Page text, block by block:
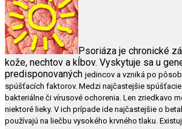
Psoriáza je chronické
kože, nechtov a kĺbov. Vyskytuje sa u
predisponovaných jedincov a vzniká po
spúšťacích faktorov. Medzi najčastejšie
bakteriálne či vírusové ochorenia. Len zriedkavo
niektoré lieky. V ich prípade ide najčastejšie o
používajú na liečbu vysokého krvného tlaku.